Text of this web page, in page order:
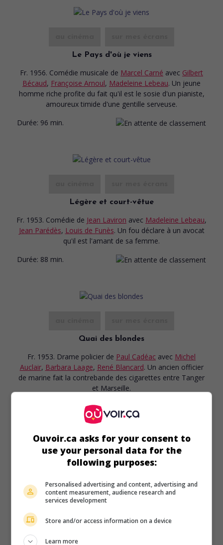
Le Pays d'où je viens
Fr. 1956. Comédie musicale de Marcel Carné avec Gilbert
Bécaud, Françoise Arnoul, Madeleine Lebeau. Un jeune
homme riche profite du fait qu'il est le sosie d'un pianiste,
amoureux timide d'une gentille serveuse.
Durée: 96 min.
Légère et court-vêtue
Fr. 1953. Comédie de Jean Laviron avec Madeleine Lebeau,
Jean Parédès, Louis de Funès. Un fou déclare à un avocat
qu'il est l'amant de sa femme.
Durée: 88 min.
Quai des blondes
Fr. 1953. Drame policier de Paul Cadéac avec Michel
Auclair, Barbara Laage, René Blancard. Un ancien officier
de marine fait la contrebande des cigarettes entre Tanger
et Marseille.
Ouvoir.ca asks for your consent to
use your personal data for the
following purposes:
Personalised advertising and content, advertising and
content measurement, audience research and
services development
Store and/or access information on a device
Learn more